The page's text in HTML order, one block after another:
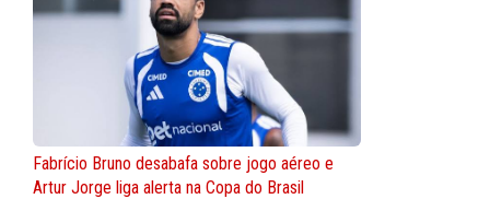
Fabrício Bruno desabafa sobre jogo aéreo e
Artur Jorge liga alerta na Copa do Brasil